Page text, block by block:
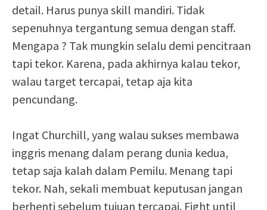
detail. Harus punya skill mandiri. Tidak
sepenuhnya tergantung semua dengan staff.
Mengapa ? Tak mungkin selalu demi pencitraan
tapi tekor. Karena, pada akhirnya kalau tekor,
walau target tercapai, tetap aja kita
pencundang.
Ingat Churchill, yang walau sukses membawa
inggris menang dalam perang dunia kedua,
tetap saja kalah dalam Pemilu. Menang tapi
tekor. Nah, sekali membuat keputusan jangan
berhenti sebelum tujuan tercapai. Fight until